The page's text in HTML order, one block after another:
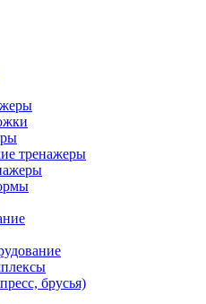
тренажеры
брусья)